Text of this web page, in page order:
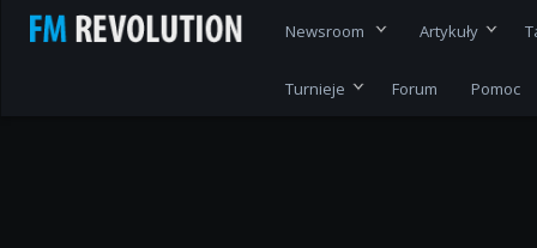
Newsroom Artykuły
Turnieje Forum Pomoc